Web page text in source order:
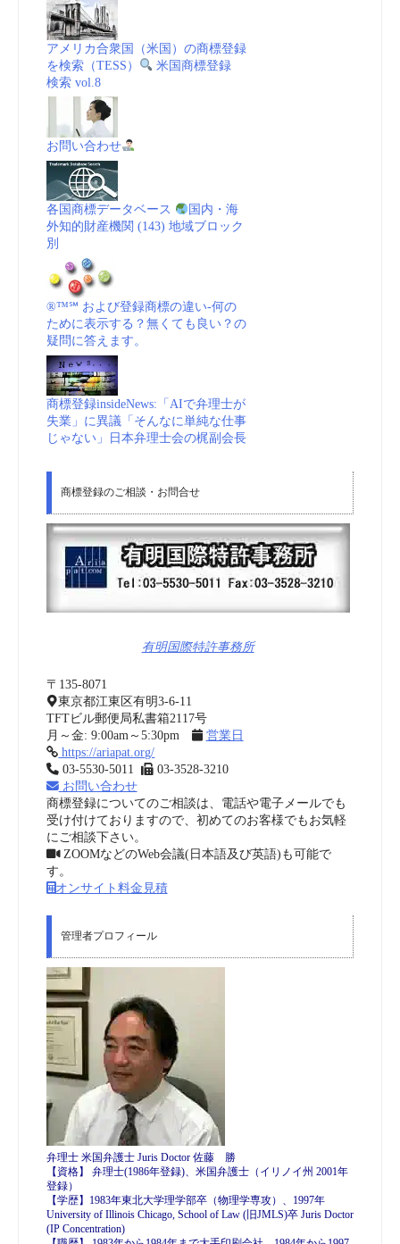
アメリカ合衆国（米国）の商標登録
を検索（TESS）
米国商標登録
検索 vol.8
お問い合わせ
各国商標データベース
国内・海
外知的財産機関 (143) 地域ブロック
別
®™℠ および登録商標の違い-何の
ために表示する？無くても良い？の
疑問に答えます。
商標登録insideNews:「AIで弁理士が
失業」に異議「そんなに単純な仕事
じゃない」日本弁理士会の梶副会長
商標登録のご相談・お問合せ
有明国際特許事務所
〒135-8071
東京都江東区有明3-6-11
TFTビル郵便局私書箱2117号
月～金: 9:00am～5:30pm
営業日
https://ariapat.org/
03-5530-5011
03-3528-3210
お問い合わせ
商標登録についてのご相談は、電話や電子メールでも
受け付けておりますので、初めてのお客様でもお気軽
にご相談下さい。
ZOOMなどのWeb会議(日本語及び英語)も可能で
す。
オンサイト料金見積
管理者プロフィール
弁理士 米国弁護士 Juris Doctor 佐藤 勝
【資格】 弁理士(1986年登録)、米国弁護士（イリノイ州 2001年
登録）
【学歴】1983年東北大学理学部卒（物理学専攻）、1997年
University of Illinois Chicago, School of Law (旧JMLS)卒 Juris Doctor
(IP Concentration)